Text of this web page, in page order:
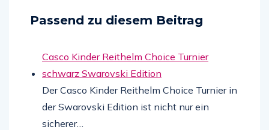
Passend zu diesem Beitrag
Casco Kinder Reithelm Choice Turnier
schwarz Swarovski Edition
Der Casco Kinder Reithelm Choice Turnier in
der Swarovski Edition ist nicht nur ein
sicherer…